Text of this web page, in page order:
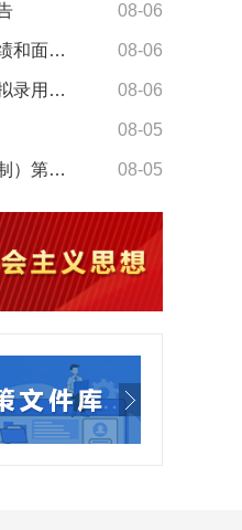
08-06
08-06
2026年五河县城关镇公开招聘社区工作者笔试成绩和面试入围人员名单公示
08-06
五河县2025年公开招聘中小学教师（事业编制）拟录用人员名单公示（第二批）
08-05
08-05
关于2026年五河县公开招聘中小学教师（事业编制）第三批递补体检人员体检结果的公告